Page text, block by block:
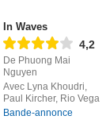
In Waves
4,2
De Phuong Mai
Nguyen
Avec Lyna Khoudri,
Paul Kircher, Rio Vega
Bande-annonce